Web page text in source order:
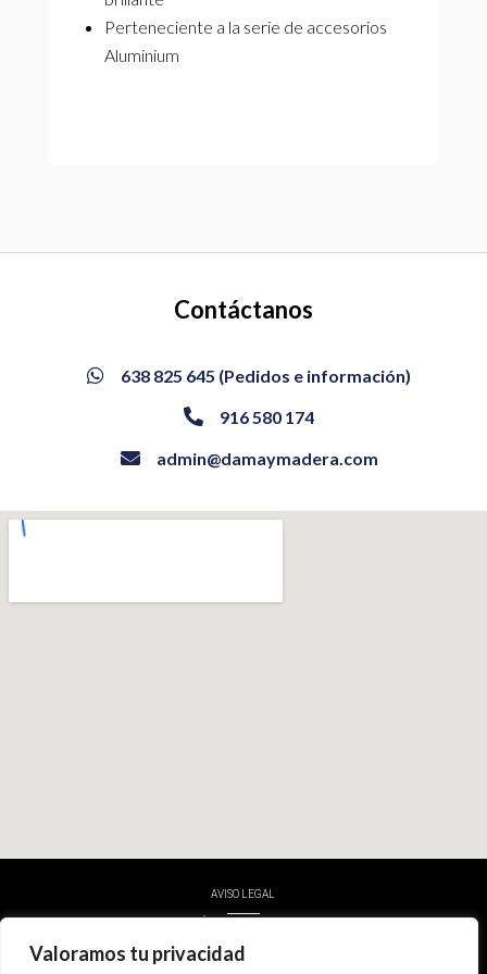
Valoramos tu privacidad
Perteneciente a la serie de accesorios
Aluminium
Contáctanos
 638 825 645 (Pedidos e información)
 916 580 174
 admin@damaymadera.com
AVISO LEGAL
POLÍTICA DE COOKIES